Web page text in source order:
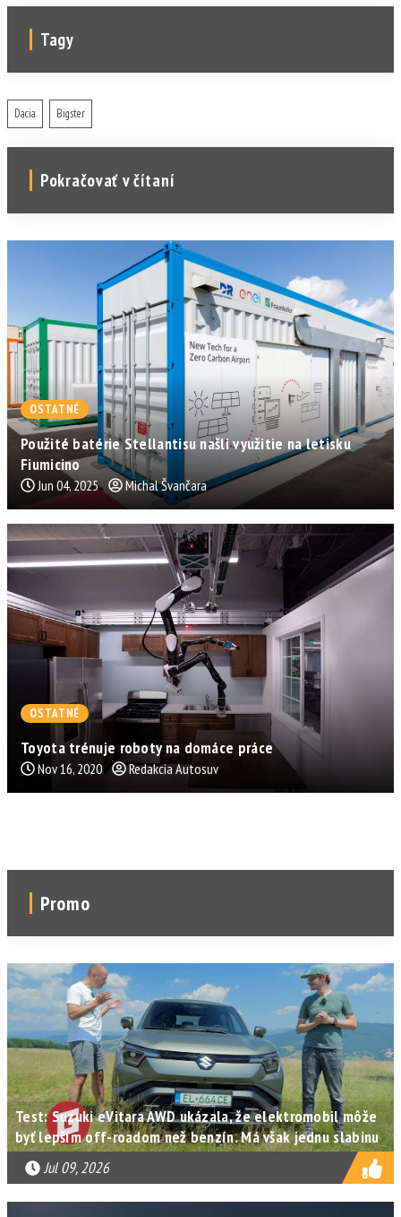
Tagy
Dacia Bigster
Pokračovať v čítaní
OSTATNÉ
Použité batérie Stellantisu našli využitie na letisku
Fiumicino
Jun 04, 2025 Michal Švančara
OSTATNÉ
Toyota trénuje roboty na domáce práce
Nov 16, 2020 Redakcia Autosuv
Promo
Test: Suzuki eVitara AWD ukázala, že elektromobil môže
byť lepším off-roadom než benzín. Má však jednu slabinu
Jul 09, 2026